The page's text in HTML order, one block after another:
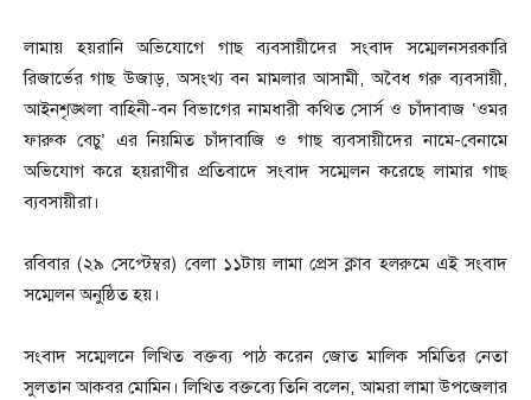
লামায় হয়রানি অভিযোগে গাছ ব্যবসায়ীদের সংবাদ সম্মেলনসরকারি
রিজার্ভের গাছ উজাড়, অসংখ্য বন মামলার আসামী, অবৈধ গরু ব্যবসায়ী,
আইনশৃঙ্খলা বাহিনী-বন বিভাগের নামধারী কথিত সোর্স ও চাঁদাবাজ ‘ওমর
ফারুক বেচু’ এর নিয়মিত চাঁদাবাজি ও গাছ ব্যবসায়ীদের নামে-বেনামে
অভিযোগ করে হয়রাণীর প্রতিবাদে সংবাদ সম্মেলন করেছে লামার গাছ
ব্যবসায়ীরা।
রবিবার (২৯ সেপ্টেম্বর) বেলা ১১টায় লামা প্রেস ক্লাব হলরুমে এই সংবাদ
সম্মেলন অনুষ্ঠিত হয়।
সংবাদ সম্মেলনে লিখিত বক্তব্য পাঠ করেন জোত মালিক সমিতির নেতা
সুলতান আকবর মোমিন। লিখিত বক্তব্যে তিনি বলেন, আমরা লামা উপজেলার